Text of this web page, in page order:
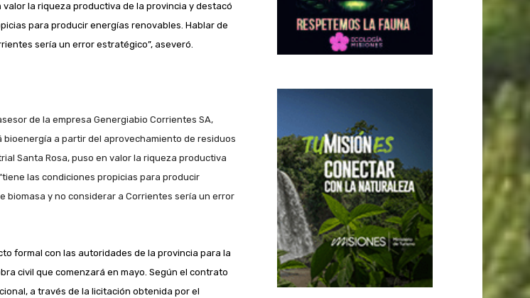
valor la riqueza productiva de la provincia y destacó
para producir energías renovables. Hablar de
sería un error estratégico”, aseveró.
de la empresa Genergiabio Corrientes SA,
bioenergía a partir del aprovechamiento de residuos
Santa Rosa, puso en valor la riqueza productiva
las condiciones propicias para producir
biomasa y no considerar a Corrientes sería un error
formal con las autoridades de la provincia para la
civil que comenzará en mayo. Según el contrato
a través de la licitación obtenida por el